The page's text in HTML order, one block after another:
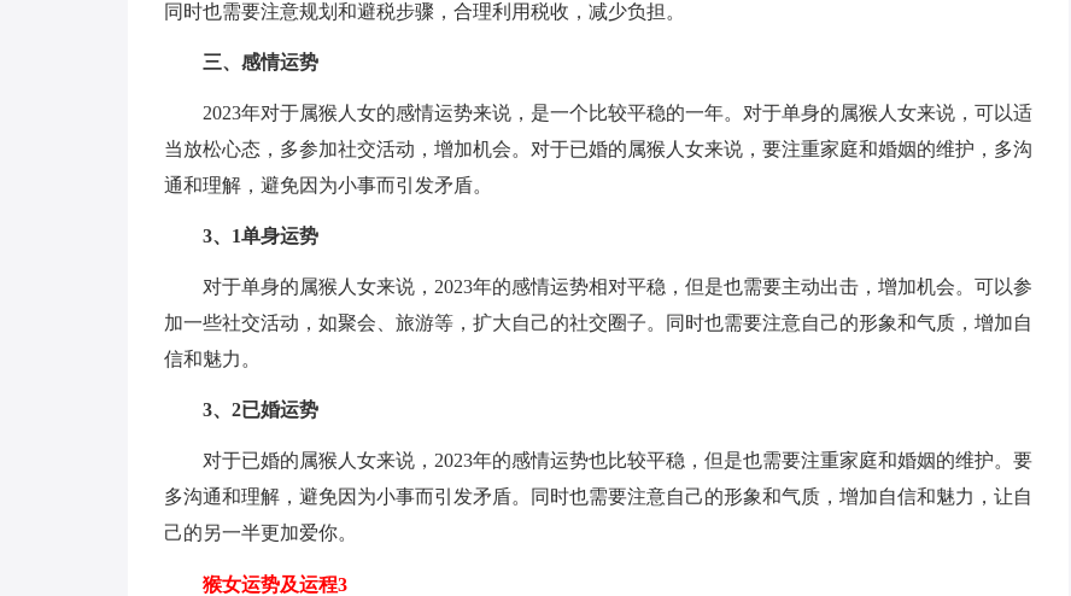
同时也需要注意规划和避税步骤，合理利用税收，减少负担。
三、感情运势
2023年对于属猴人女的感情运势来说，是一个比较平稳的一年。对于单身的属猴人女来说，可以适
当放松心态，多参加社交活动，增加机会。对于已婚的属猴人女来说，要注重家庭和婚姻的维护，多沟
通和理解，避免因为小事而引发矛盾。
3、1单身运势
对于单身的属猴人女来说，2023年的感情运势相对平稳，但是也需要主动出击，增加机会。可以参
加一些社交活动，如聚会、旅游等，扩大自己的社交圈子。同时也需要注意自己的形象和气质，增加自
信和魅力。
3、2已婚运势
对于已婚的属猴人女来说，2023年的感情运势也比较平稳，但是也需要注重家庭和婚姻的维护。要
多沟通和理解，避免因为小事而引发矛盾。同时也需要注意自己的形象和气质，增加自信和魅力，让自
己的另一半更加爱你。
猴女运势及运程3